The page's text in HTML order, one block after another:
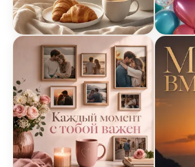
Открытка Я Люблю Тебя с